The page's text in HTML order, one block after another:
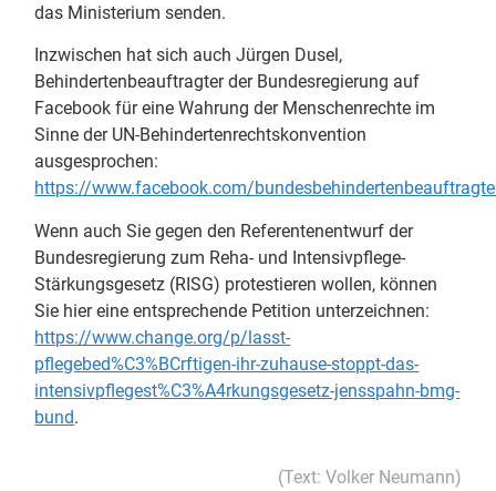
das Ministerium senden.
Inzwischen hat sich auch Jürgen Dusel,
Behindertenbeauftragter der Bundesregierung auf
Facebook für eine Wahrung der Menschenrechte im
Sinne der UN-Behindertenrechtskonvention
ausgesprochen:
https://www.facebook.com/
Wenn auch Sie gegen den Referentenentwurf der
Bundesregierung zum Reha- und Intensivpflege-
Stärkungsgesetz (RISG) protestieren wollen, können
Sie hier eine entsprechende Petition unterzeichnen:
https://www.change.org/p/lasst-
pflegebed%C3%BCrftigen-ihr-zuhause-stoppt-das-
intensivpflegest%C3%A4rkungsgesetz-jensspahn-bmg-
bund.
(Text: Volker Neumann)